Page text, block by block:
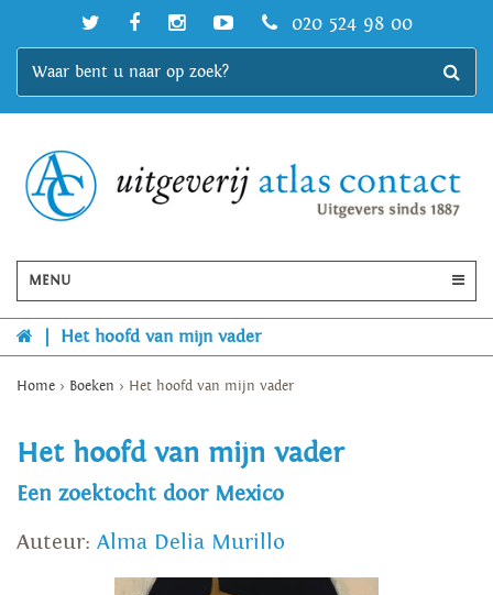
020 524 98 00
MENU
Het hoofd van mijn vader
Home > Boeken > Het hoofd van mijn vader
Het hoofd van mijn vader
Een zoektocht door Mexico
Auteur: Alma Delia Murillo